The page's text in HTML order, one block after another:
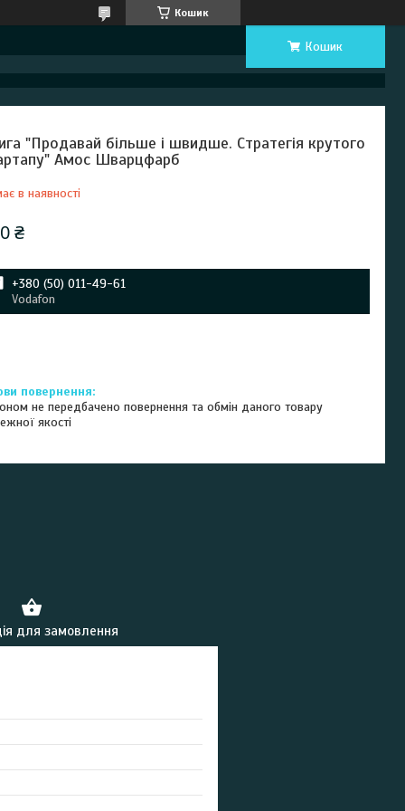
Кошик
Кошик
"Продавай більше і швидше. Стратегія крутого
Амос Шварцфарб
в наявності
₴
+380 (50) 011-49-61
Vodafon
не передбачено повернення та обмін даного товару
якості
для замовлення